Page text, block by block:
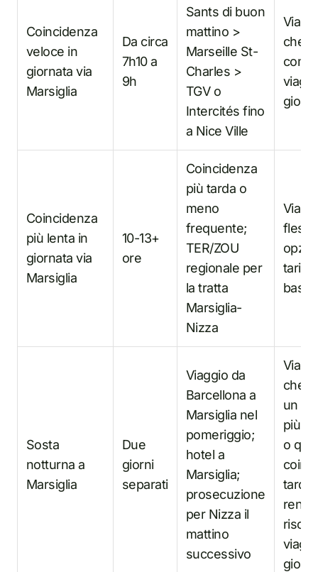
Coincidenza
veloce in
giornata via
Marsiglia
Da circa
7h10 a
9h
Sants di buon
mattino >
Marseille St-
Charles >
TGV o
Intercités fino
a Nice Ville
che
Coincidenza
più lenta in
giornata via
Marsiglia
10-13+
ore
Coincidenza
più tarda o
meno
frequente;
TER/ZOU
regionale per
la tratta
Marsiglia-
Nizza
basse
Sosta
notturna a
Marsiglia
Due
giorni
separati
Viaggio da
Barcellona a
Marsiglia nel
pomeriggio;
hotel a
Marsiglia;
prosecuzione
per Nizza il
mattino
successivo
che
un
più
o